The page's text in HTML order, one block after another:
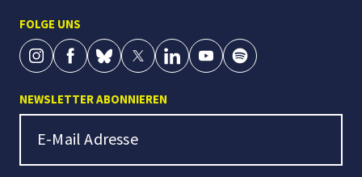
FOLGE UNS
NEWSLETTER ABONNIEREN
Newsletter Signup
E-Mail Adresse